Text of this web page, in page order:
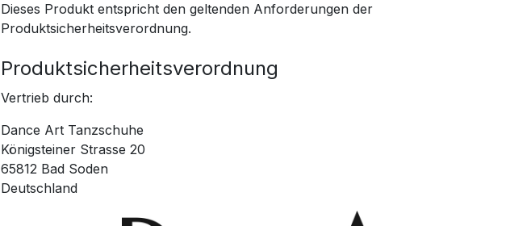
Dieses Produkt entspricht den geltenden Anforderungen der
Produktsicherheitsverordnung.
Produktsicherheitsverordnung
Vertrieb durch:
Dance Art Tanzschuhe
Königsteiner Strasse 20
65812 Bad Soden
Deutschland